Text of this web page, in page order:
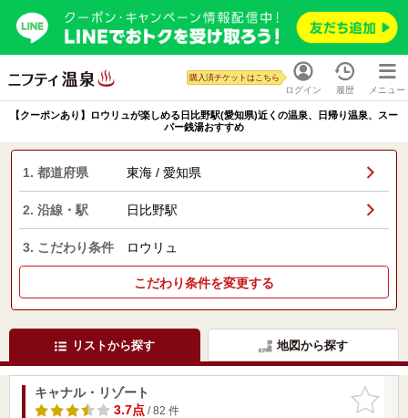
ログイン
購入済チケットはこちら
履歴 メニュー
【クーポンあり】ロウリュが楽しめる日比野駅(愛知県)近くの温泉、日帰り温泉、スー
パー銭湯おすすめ
1. 都道府県 東海 / 愛知県
2. 沿線・駅 日比野駅
3. こだわり条件 ロウリュ
こだわり条件を変更する
リストから探す 地図から探す
お気に入
りに追加
キャナル・リゾート
3.7点/ 82 件